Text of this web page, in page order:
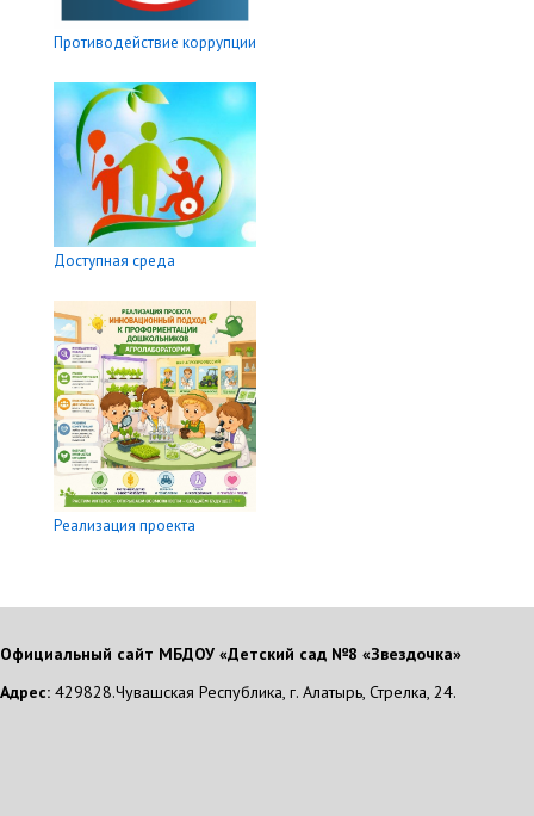
Противодействие коррупции
Доступная среда
Реализация проекта
Официальный сайт МБДОУ «Детский сад №8 «Звездочка»
Адрес: 429828.Чувашская Республика, г. Алатырь, Стрелка, 24.